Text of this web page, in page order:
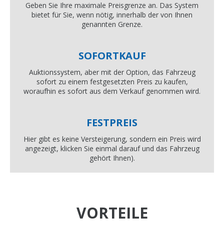
Geben Sie Ihre maximale Preisgrenze an. Das System
bietet für Sie, wenn nötig, innerhalb der von Ihnen
genannten Grenze.
SOFORTKAUF
Auktionssystem, aber mit der Option, das Fahrzeug
sofort zu einem festgesetzten Preis zu kaufen,
woraufhin es sofort aus dem Verkauf genommen wird.
FESTPREIS
Hier gibt es keine Versteigerung, sondern ein Preis wird
angezeigt, klicken Sie einmal darauf und das Fahrzeug
gehört Ihnen).
VORTEILE